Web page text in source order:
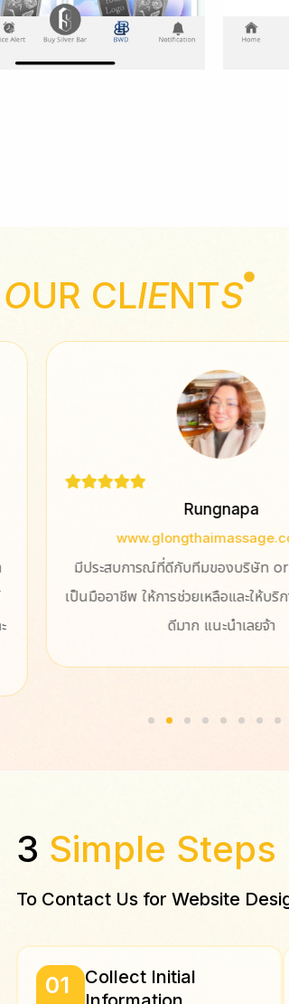
OUR CLIENTS
Rungnapa
มีประสบการณ์ที่ดีกับทีมของบริษัท
เป็นมืออาชีพ ให้การช่วยเหลือและให้บริก
ดีมาก แนะนำเลยจ้า
3 Simple Steps
To Contact Us for Website
01
Collect Initial